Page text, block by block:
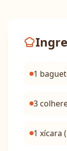
1
3
1 xícara